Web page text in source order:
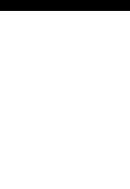
메뉴 건너뛰기